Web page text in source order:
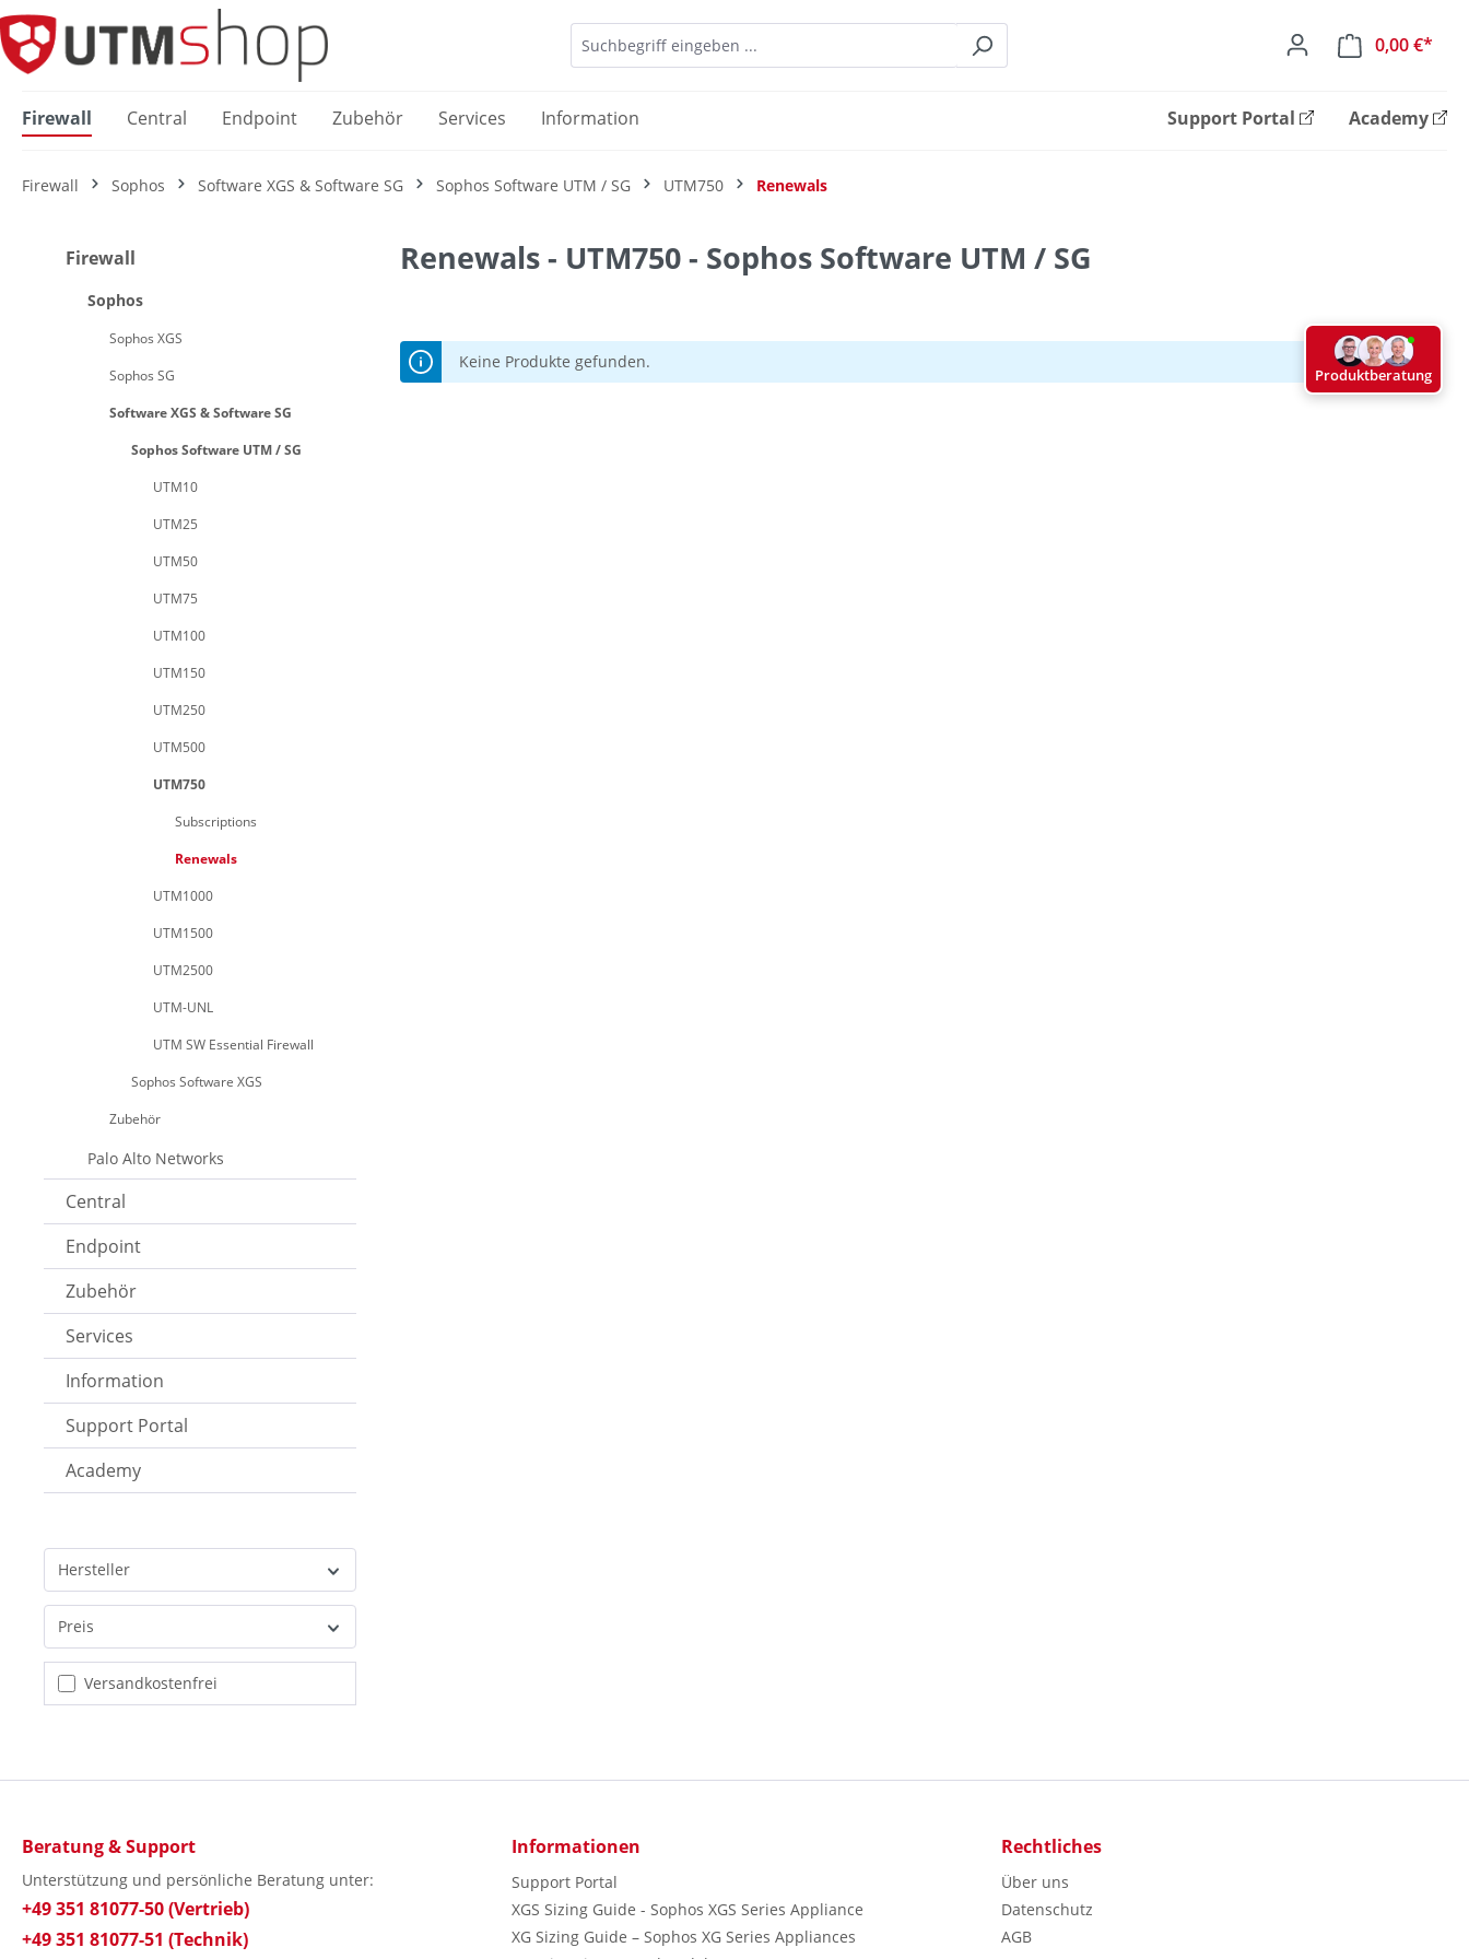
Zur Hauptnavigation springen
0,00 €*
Firewall Central Endpoint Zubehör Services Information Support Portal Academy
Firewall Sophos Software XGS & Software SG Sophos Software UTM / SG UTM750 Renewals
Firewall
Sophos
Sophos XGS
Sophos SG
Software XGS & Software SG
Sophos Software UTM / SG
UTM10
UTM25
UTM50
UTM75
UTM100
UTM150
UTM250
UTM500
UTM750
Subscriptions
Renewals
UTM1000
UTM1500
UTM2500
UTM-UNL
UTM SW Essential Firewall
Sophos Software XGS
Zubehör
Palo Alto Networks
Central
Endpoint
Zubehör
Services
Information
Support Portal
Academy
Hersteller
Preis
Filter hinzufügen: Versandkostenfrei
Versandkostenfrei
Renewals - UTM750 - Sophos Software UTM / SG
Keine Produkte gefunden.
Beratung & Support
Unterstützung und persönliche Beratung unter:
+49 351 81077-50 (Vertrieb)
+49 351 81077-51 (Technik)
Informationen
Support Portal
XGS Sizing Guide - Sophos XGS Series Appliance
XG Sizing Guide – Sophos XG Series Appliances
Rechtliches
Über uns
Datenschutz
AGB
Produktberatung